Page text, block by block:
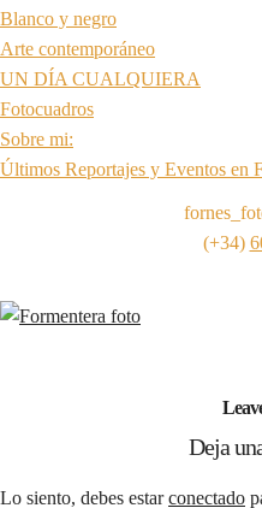
Blanco y negro
Arte contemporáneo
UN DÍA CUALQUIERA
Fotocuadros
Sobre mi:
Últimos Reportajes y Eventos en
(+34)
Deja
Lo siento, debes estarconectado